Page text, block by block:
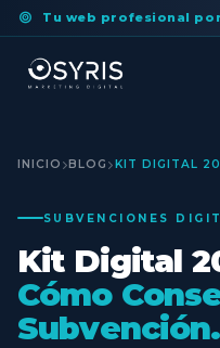
Tu web profesional por
INICIO BLOG KIT DIGITAL
SUBVENCIONES
Kit Digital
Cómo
Subvención.